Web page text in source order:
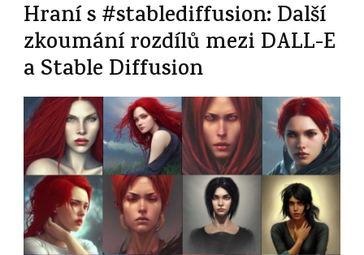
Hraní s #stablediffusion: Další
zkoumání rozdílů mezi DALL-E
a Stable Diffusion